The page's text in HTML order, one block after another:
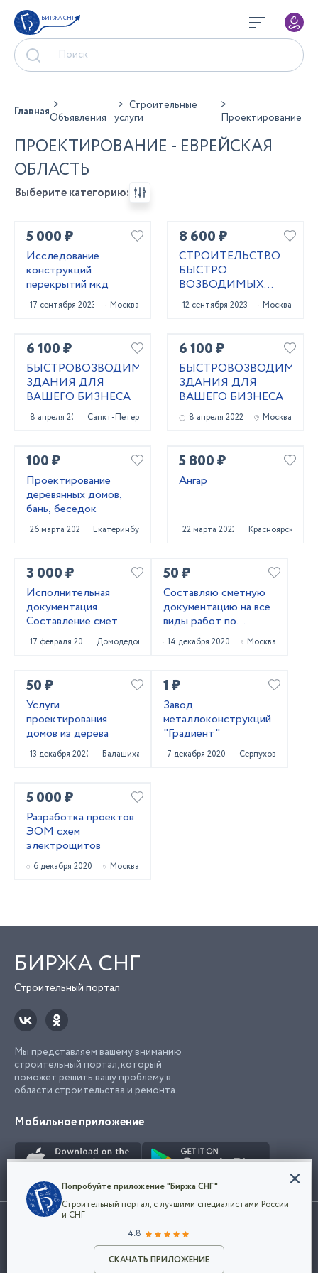
БИРЖА СНГ
Разместить объявление
ГлавнаяОбъявления
Строительные
услуги
Проектирование
ПРОЕКТИРОВАНИЕ - ЕВРЕЙСКАЯ
ОБЛАСТЬ
Выберите категорию:
5 000 ₽
Исследование
конструкций
перекрытий мкд
17 сентября 2023 Москва
8 600 ₽
СТРОИТЕЛЬСТВО
БЫСТРО
ВОЗВОДИМЫХ
ЗДАНИЙ
12 сентября 2023 Москва
6 100 ₽
БЫСТРОВОЗВОДИМЫЕ
ЗДАНИЯ ДЛЯ
ВАШЕГО БИЗНЕСА
8 апреля 2022 Санкт-Петербург
6 100 ₽
БЫСТРОВОЗВОДИМЫЕ
ЗДАНИЯ ДЛЯ
ВАШЕГО БИЗНЕСА
8 апреля 2022 Москва
100 ₽
Проектирование
деревянных домов,
бань, беседок
26 марта 2022 Екатеринбург
5 800 ₽
Ангар
22 марта 2022 Красноярск
3 000 ₽
Исполнительная
документация.
Составление смет
17 февраля 2022 Домодедово
50 ₽
Составляю сметную
документацию на все
виды работ по
объектам любой
сложности
14 декабря 2020 Москва
50 ₽
Услуги
проектирования
домов из дерева
13 декабря 2020 Балашиха
1 ₽
Завод
металлоконструкций
"Градиент"
7 декабря 2020 Серпухов
5 000 ₽
Разработка проектов
ЭОМ схем
электрощитов
6 декабря 2020 Москва
БИРЖА СНГ
Строительный портал
Мы представляем вашему вниманию
строительный портал, который
поможет решить вашу проблему в
области строительства и ремонта.
Мобильное приложение
Использование сайта, в том числе подача объявлений, означает
марки представленные на сайте являются собственностью их
Конфиденциальность
Мы используем файлы cookie, чтобы сделать
наш сайт удобным для каждого
Политикой конфиденциальности компании
и принимаете условия использования cookie.
Попробуйте приложение "Биржа СНГ"
Строительный портал, с лучшими специалистами России
и СНГ
4.8
СКАЧАТЬ ПРИЛОЖЕНИЕ